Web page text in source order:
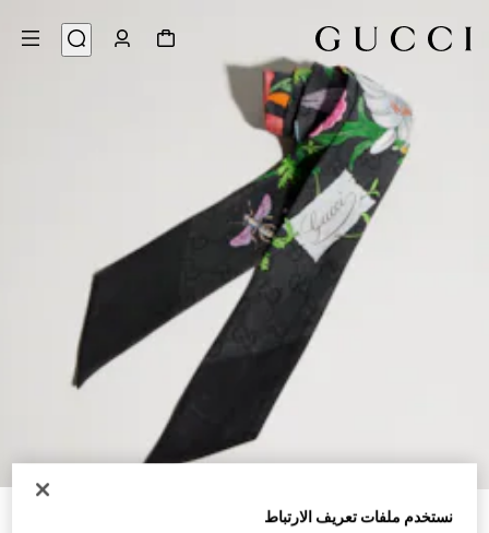
ربطة من الحرير مزيّن بطبعات
نستخدم ملفات تعريف الارتباط